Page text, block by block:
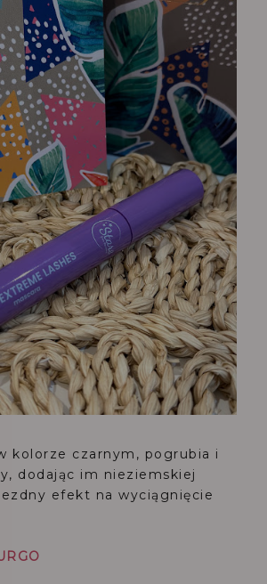
kolorze czarnym, pogrubia i
dodając im nieziemskiej
efekt na wyciągnięcie